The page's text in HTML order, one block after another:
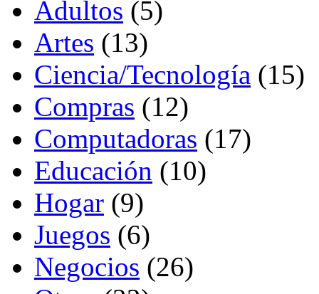
Adultos (5)
Artes (13)
Ciencia/Tecnología (15)
Compras (12)
Computadoras (17)
Educación (10)
Hogar (9)
Juegos (6)
Negocios (26)